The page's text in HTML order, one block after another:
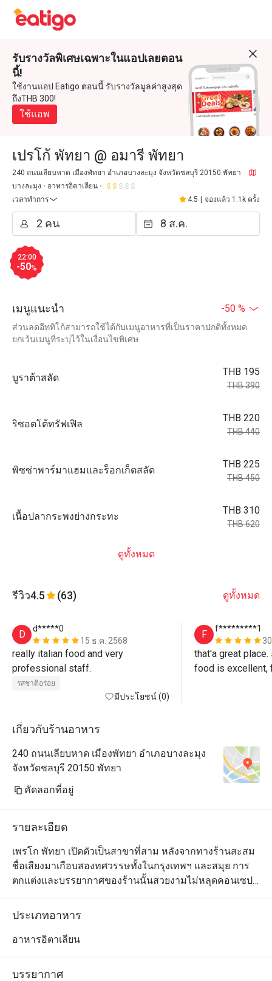
รับรางวัลพิเศษเฉพาะในแอปเลยตอน
นี้!
ใช้งานแอป Eatigo ตอนนี้ รับรางวัลมูลค่าสูงสุด
ถึงTHB 300!
ใช้แอพ
เปรโก้ พัทยา @ อมารี พัทยา
240 ถนนเลียบหาด เมืองพัทยา อำเภอบางละมุง จังหวัดชลบุรี 20150 พัทยา
บางละมุง
อาหารอิตาเลียน
เวลาทำการ
4.5 จองแล้ว 1.1k ครั้ง
22:00
-50%
เมนูแนะนำ -50 %
ส่วนลดอีททิโก้สามารถใช้ได้กับเมนูอาหารที่เป็นราคาปกติทั้งหมด
ยกเว้นเมนูที่ระบุไว้ในเงื่อนไขพิเศษ
บูราต้าสลัด
THB 195
THB 390
ริซอตโต้ทรัฟเฟิล
THB 220
THB 440
พิซซ่าพาร์มาแฮมและร็อกเก็ตสลัด
THB 225
THB 450
เนื้อปลากระพงย่างกระทะ
THB 310
THB 620
ดูทั้งหมด
รีวิว4.5 (63) ดูทั้งหมด
D
d*****0
15 ธ.ค. 2568
really italian food and very
professional staff.
รสชาติอร่อย
มีประโยชน์ (0)
F
f*********1
that'a great
food is excellent,
เกี่ยวกับร้านอาหาร
240 ถนนเลียบหาด เมืองพัทยา อำเภอบางละมุง
จังหวัดชลบุรี 20150 พัทยา
คัดลอกที่อยู่
รายละเอียด
เพรโก พัทยา เปิดตัวเป็นสาขาที่สาม หลังจากทางร้านสะสม
ชื่อเสียงมาเกือบสองทศวรรษทั้งในกรุงเทพฯ และสมุย การ
ตกแต่งและบรรยากาศของร้านนั้นสวยงามไม่หลุดคอนเซปต์
ไปจากสาขาอื่นๆ ที่นำเสนอกลิ่นอายความอบอุ่นในแบบฉบับ
ร้านอาหารในแถบชนบทของอิตาลีอย่างแท้จริง ส่วนเมนู
Boscaini) ที่เชี่ยวชาญในรสชาติคลาสสิกแบบอิตาเลียน และ
ประเภทอาหาร
อาหารอิตาเลียน
บรรยากาศ